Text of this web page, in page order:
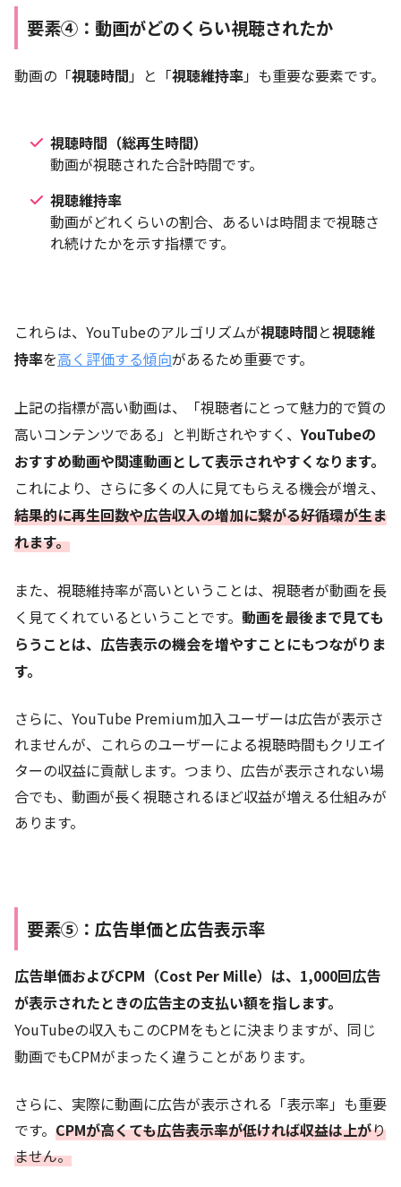
要素④：動画がどのくらい視聴されたか
動画の「視聴時間 」と「視聴維持率」も重要な要素です。
視聴時間（総再生時間）
動画が視聴された合計時間です。
視聴維持率
動画がどれくらいの割合、あるいは時間まで視聴さ
れ続けたかを示す指標です。
これらは、YouTubeのアルゴリズムが視聴時間と視聴維
持率を高く評価する傾向があるため重要です。
上記の指標が高い動画は、「視聴者にとって魅力的で質の
高いコンテンツである」と判断されやすく、YouTubeの
おすすめ動画や関連動画として表示されやすくなります。
これにより、さらに多くの人に見てもらえる機会が増え、
結果的に再生回数や広告収入の増加に繋がる好循環が生ま
れます。
また、視聴維持率が高いということは、視聴者が動画を長
く見てくれているということです。 動画を最後まで見ても
らうことは、広告表示の機会を増やすことにもつながりま
す。
さらに、YouTube Premium加入ユーザーは広告が表示さ
れませんが、これらのユーザーによる視聴時間もクリエイ
ターの収益に貢献します。つまり、広告が表示されない場
合でも、動画が長く視聴されるほど収益が増える仕組みが
あります。
要素⑤：広告単価と広告表示率
広告単価およびCPM（Cost Per Mille）は、1,000回広告
が表示されたときの広告主の支払い額を指します。
YouTubeの収入もこのCPMをもとに決まりますが、同じ
動画でもCPMがまったく違うことがあります。
さらに、実際に動画に広告が表示される「表示率」も重要
です。 CPMが高くても広告表示率が低ければ収益は上がり
ません。